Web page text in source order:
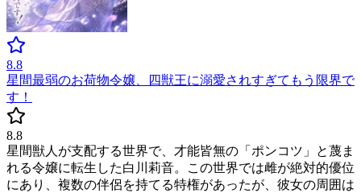
8.8
星間最弱のお荷物令嬢、四獣王に溺愛されすぎてもう限界で
す！
8.8
星間獣人が支配する世界で、才能皆無の「ポンコツ」と蔑ま
れる令嬢に転生した白川莉音。この世界では雌が絶対的優位
にあり、複数の伴侶を持てる特権があったが、彼女の周囲は